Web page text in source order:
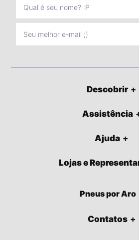
Descobrir
Assistência
Ajuda
Lojas e
Pneus por Aro
Contatos